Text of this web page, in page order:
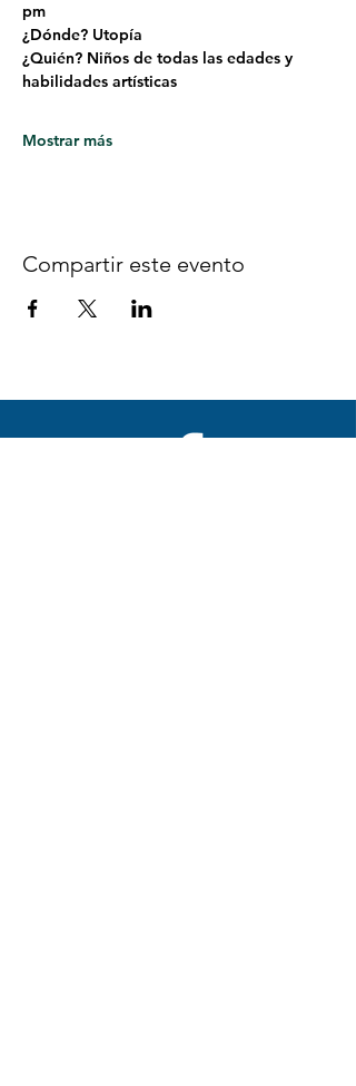
pm
¿Dónde? Utopía
¿Quién? Niños de todas las edades y
habilidades artísticas
Mostrar más
Compartir este evento